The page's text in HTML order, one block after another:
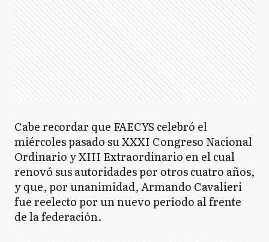
Cabe recordar que FAECYS celebró el
miércoles pasado su XXXI Congreso Nacional
Ordinario y XIII Extraordinario en el cual
renovó sus autoridades por otros cuatro años,
y que, por unanimidad, Armando Cavalieri
fue reelecto por un nuevo período al frente
de la federación.